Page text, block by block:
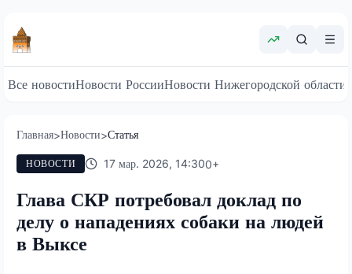
Все новостиНовости РоссииНовости Нижегородской области
Главная>Новости>Статья
НОВОСТИ 17 мар. 2026, 14:300+
Глава СКР потребовал доклад по
делу о нападениях собаки на людей
в Выксе